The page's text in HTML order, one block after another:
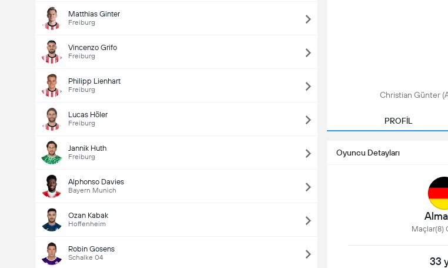
Matthias Ginter
Freiburg
Vincenzo Grifo
Freiburg
Philipp Lienhart
Freiburg
Lucas Höler
Freiburg
Jannik Huth
Freiburg
Alphonso Davies
Bayern Munich
Ozan Kabak
Hoffenheim
Robin Gosens
Schalke 04
Christian Günter
PROFİL
Oyuncu Detayları
Maçlar(8)
33